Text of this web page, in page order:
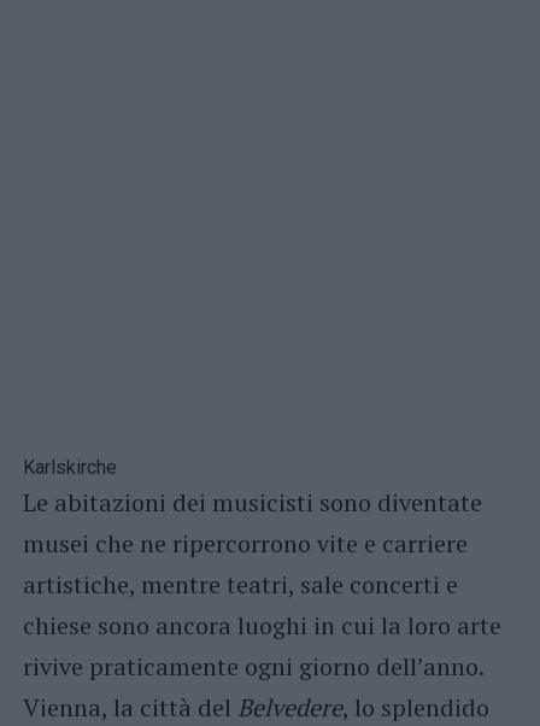
Karlskirche
Le abitazioni dei musicisti sono diventate
musei che ne ripercorrono vite e carriere
artistiche, mentre teatri, sale concerti e
chiese sono ancora luoghi in cui la loro arte
rivive praticamente ogni giorno dell’anno.
Vienna, la città del Belvedere, lo splendido